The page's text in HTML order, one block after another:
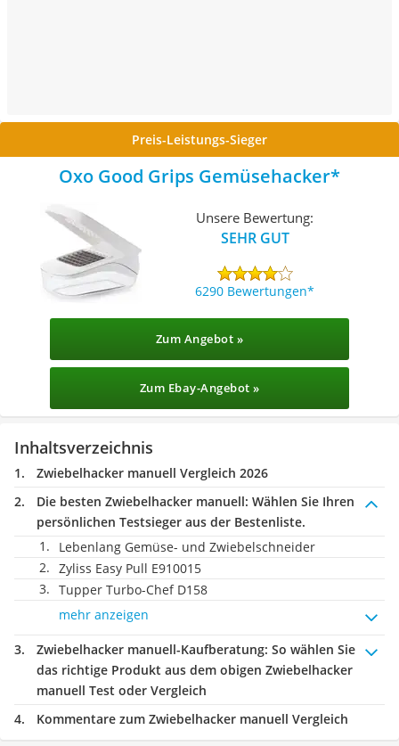
Preis-Leistungs-Sieger
Oxo Good Grips Gemüsehacker
Unsere Bewertung:
SEHR GUT
6290 Bewertungen
Zum Angebot »
Zum Ebay-Angebot »
Inhaltsverzeichnis
Zwiebelhacker manuell Vergleich 2026
Die besten Zwiebelhacker manuell: Wählen Sie Ihren
persönlichen Testsieger aus der Bestenliste.
Lebenlang Gemüse- und Zwiebelschneider
Zyliss Easy Pull E910015
Tupper Turbo-Chef D158
mehr anzeigen
Zwiebelhacker manuell-Kaufberatung: So wählen Sie
das richtige Produkt aus dem obigen Zwiebelhacker
manuell Test oder Vergleich
Kommentare zum Zwiebelhacker manuell Vergleich